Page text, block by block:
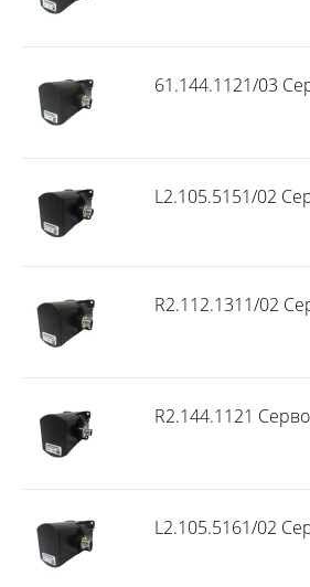
61.144.1121/03
L2.105.5151/02
R2.112.1311/02
R2.144.1121
L2.105.5161/02